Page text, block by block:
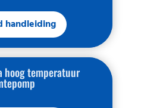
handleiding
hoog temperatuur